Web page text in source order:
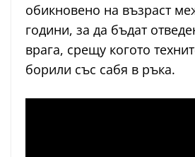
обикновено на възраст
години, за да бъдат
врага, срещу когото
борили със сабя в ръка.